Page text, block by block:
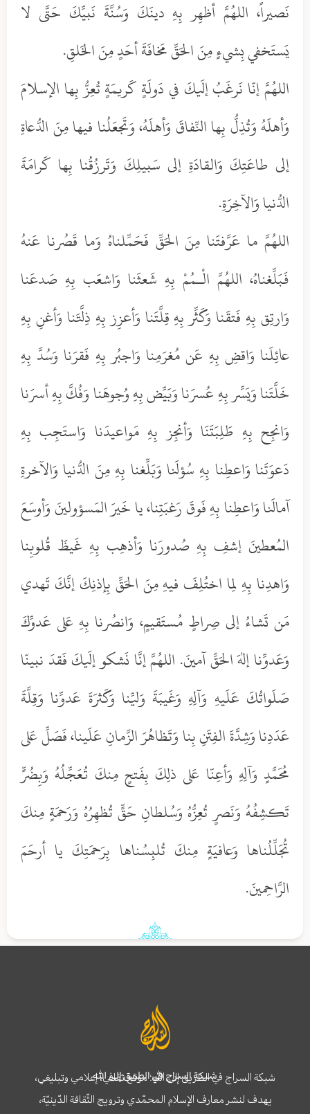
نَصيراً، اللهُمَّ أظهِر بِهِ دينَكَ وَسُنَّةَ نَبيِّكَ حَتَّى لا
يَستَخفي بِشيءٍ مِنَ الحَقِّ مَخافَةَ أحَدٍ مِنَ الخَلقِ.
اللهُمَّ إنّا نَرغَبُ إلَيكَ في دَولَةٍ كَريمَةٍ تُعِزُّ بِها الإسلامَ
وَأهلَهُ وَتُذِلُّ بِها النِّفاقَ وَأهلَهُ، وَتَجعَلُنا فيها مِنَ الدُّعاةِ
إلى طاعَتِكَ وَالقادَةِ إلى سَبيلِكَ وَتَرزُقُنا بِها كَرامَةَ
الدُّنيا وَالآخِرَةِ.
اللهُمَّ ما عَرَّفتَنا مِنَ الحَقِّ فَحَمِّلناهُ وَما قَصُرنا عَنهُ
فَبَلِّغناهُ، اللهُمَّ الْـمُمْ بِهِ شَعثَنا وَاشعَب بِهِ صَدعَنا
وَارتِق بِهِ فَتقَنا وَكَثِّر بِهِ قِلَّتَنا وَأعزِز بِهِ ذِلَّتَنا وَأغنِ بِهِ
عائِلَنا وَاقضِ بِهِ عَن مُغرَمِنا وَاجبُر بِهِ فَقرَنا وَسُدَّ بِهِ
خَلَّتَنا وَيَسِّر بِهِ عُسرَنا وَبَيِّض بِهِ وُجوهَنا وَفُكَّ بِهِ أسرَنا
وَانجِح بِهِ طَلِبَتَنَا وَأنجِز بِهِ مَواعيدَنا وَاستَجِب بِهِ
دَعوَتَنا وَاعطِنا بِهِ سُؤلَنا وَبَلِّغنا بِهِ مِنَ الدُّنيا وَالآخرةِ
آمالَنا وَاعطِنا بِهِ فَوقَ رَغبَتِنا، يا خَيرَ المَسؤولينَ وَأوسَعَ
المُعطينَ إشفِ بِهِ صُدورَنا وَأذهِب بِهِ غَيظَ قُلوبِنا
وَاهدِنا بِهِ لِما اختُلِفَ فيهِ مِنَ الحَقِّ بِإذنِكَ إنَّكَ تَهدي
مَن تَشاءُ إلى صِراطٍ مُستَقيمٍ، وَانصُرنا بِهِ عَلى عَدوِّكَ
وَعَدوِّنا إلهَ الحَقِّ آمينَ. اللهُمَّ إنَّا نَشكو إلَيكَ فَقدَ نبينّا
صَلَواتُكَ عَلَيهِ وَآلِهِ وَغَيبَةَ وَليِّنا وَكَثرَةَ عَدوِّنا وَقِلَّةَ
عَدَدِنا وَشِدَّةَ الفِتَنِ بِنا وَتَظاهُرَ الزَّمانِ عَلَينا، فَصَلِّ عَلى
مُحَمَّدٍ وَآلِهِ وَأعِنّا عَلى ذلِكَ بِفَتحٍ مِنكَ تُعَجِّلُهُ وَبِضُرٍّ
تَكشِفُهُ وَنَصرٍ تُعِزُّهُ وَسُلطانِ حَقٍّ تُظهِرُهُ وَرَحمَةٍ مِنكَ
تُجَلِّلُناها وَعافيَةٍ مِنكَ تُلبِسُناها بِرَحمَتِكَ يا أرحَمَ
الرَّاحِمينَ.
شبكة السراج في الطريق إلى الله
شبكة السراج في الطريق إلى الله؛ موقع ثقافي، إعلامي وتبليغي،
يهدف لنشر معارف الإسلام المحمّدي وترويج الثّقافة الدّينيّة،